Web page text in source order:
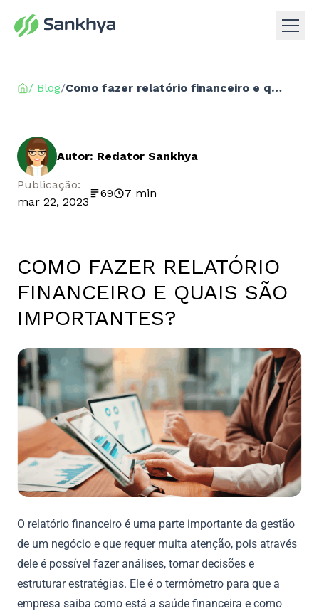
/ Blog/ Como fazer relatório financeiro e quais são importantes?
Autor: Redator Sankhya
Publicação:
mar 22, 2023
69 7 min
COMO FAZER RELATÓRIO
FINANCEIRO E QUAIS SÃO
IMPORTANTES?
O relatório financeiro é uma parte importante da gestão
de um negócio e que requer muita atenção, pois através
dele é possível fazer análises, tomar decisões e
estruturar estratégias. Ele é o termômetro para que a
empresa saiba como está a saúde financeira e como